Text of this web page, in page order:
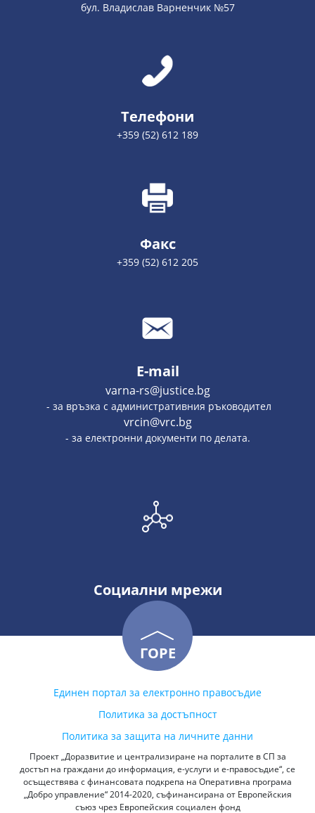
бул. Владислав Варненчик №57
Телефони
+359 (52) 612 189
Факс
+359 (52) 612 205
E-mail
varna-rs@justice.bg
- за връзка с административния ръководител
vrcin@vrc.bg
- за електронни документи по делата.
Социални мрежи
ГОРЕ
Единен портал за електронно правосъдие
Политика за достъпност
Политика за защита на личните данни
Проект „Доразвитие и централизиране на порталите в СП за
достъп на граждани до информация, е-услуги и е-правосъдие“, се
осъществява с финансовата подкрепа на Оперативна програма
„Добро управление“ 2014-2020, съфинансирана от Европейския
съюз чрез Европейския социален фонд